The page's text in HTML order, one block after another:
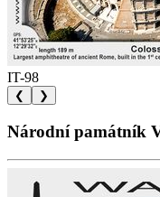
IT-98
❮ ❯
Národní památník